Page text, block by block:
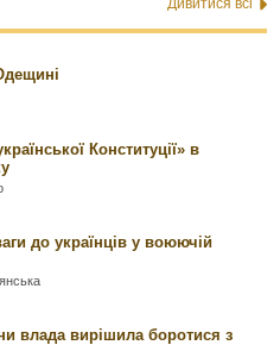
Дивитися всі
Конституції» в
до українців у воюючій
влада вирішила боротися з